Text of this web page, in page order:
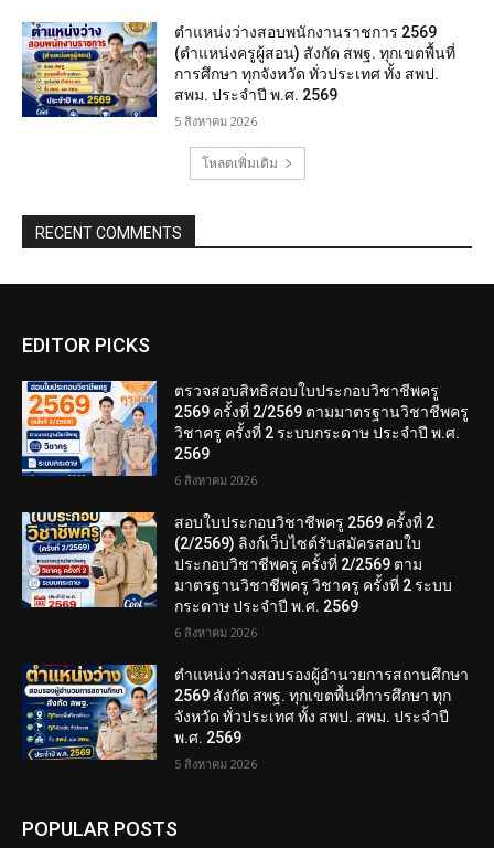
ตำแหน่งว่างสอบพนักงานราชการ 2569
(ตำแหน่งครูผู้สอน) สังกัด สพฐ. ทุกเขตพื้นที่
การศึกษา ทุกจังหวัด ทั่วประเทศ ทั้ง สพป.
สพม. ประจำปี พ.ศ. 2569
5 สิงหาคม 2026
โหลดเพิ่มเติม
RECENT COMMENTS
EDITOR PICKS
ตรวจสอบสิทธิสอบใบประกอบวิชาชีพครู
2569 ครั้งที่ 2/2569 ตามมาตรฐานวิชาชีพครู
วิชาครู ครั้งที่ 2 ระบบกระดาษ ประจำปี พ.ศ.
2569
6 สิงหาคม 2026
สอบใบประกอบวิชาชีพครู 2569 ครั้งที่ 2
(2/2569) ลิงก์เว็บไซต์รับสมัครสอบใบ
ประกอบวิชาชีพครู ครั้งที่ 2/2569 ตาม
มาตรฐานวิชาชีพครู วิชาครู ครั้งที่ 2 ระบบ
กระดาษ ประจำปี พ.ศ. 2569
6 สิงหาคม 2026
ตำแหน่งว่างสอบรองผู้อำนวยการสถานศึกษา
2569 สังกัด สพฐ. ทุกเขตพื้นที่การศึกษา ทุก
จังหวัด ทั่วประเทศ ทั้ง สพป. สพม. ประจำปี
พ.ศ. 2569
5 สิงหาคม 2026
POPULAR POSTS